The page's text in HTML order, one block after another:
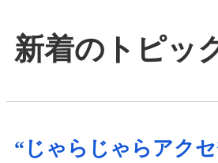
新着のトピッ
“じゃらじゃらアク